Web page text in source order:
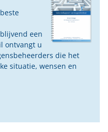
een
ontvangt u
die het
situatie, wensen en